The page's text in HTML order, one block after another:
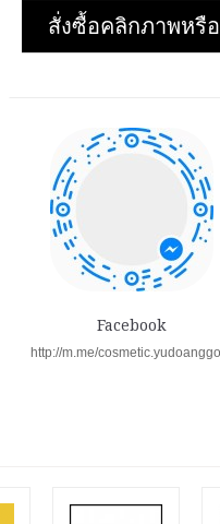
สั่งซื้อคลิกภาพหรื
Facebook
http://m.me/